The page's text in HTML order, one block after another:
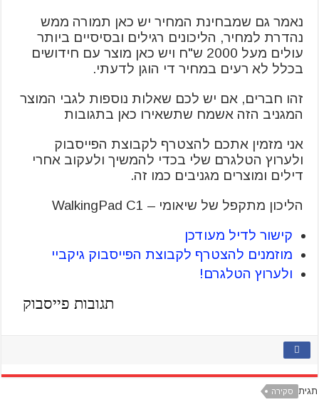
נאמר גם שמבחינת המחיר יש כאן תמורה ממש
נהדרת למחיר, הליכונים רגילים ובסיסיים ביותר
עולים מעל 2000 ש"ח ויש כאן מוצר עם חידושים
בכלל לא רעים במחיר די הוגן לדעתי.
זהו חברים, אם יש לכם שאלות נוספות לגבי המוצר
המגניב הזה אשמח שתשאירו כאן בתגובות
אני מזמין אתכם להצטרף לקבוצת הפייסבוק
ולערוץ הטלגרם שלי בכדי להמשיך ולעקוב אחרי
דילים ומוצרים מגניבים כמו זה.
הליכון מתקפל של שיאומי – WalkingPad C1
קישור לדיל מעודכן
מוזמנים להצטרף לקבוצת הפייסבוק גיקביי
ולערוץ הטלגרם!
תגובות פייסבוק
תגית סקירה